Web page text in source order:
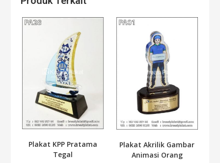
Plakat KPP Pratama
Tegal
Plakat Akrilik Gambar
Animasi Orang